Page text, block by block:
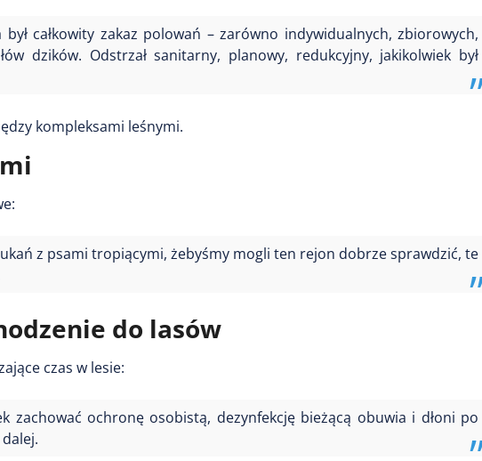
całkowity zakaz polowań – zarówno indywidualnych, zbiorowych,
dzików. Odstrzał sanitarny, planowy, redukcyjny, jakikolwiek był
kompleksami leśnymi.
z psami tropiącymi, żebyśmy mogli ten rejon dobrze sprawdzić, te
do lasów
czas w lesie:
zachować ochronę osobistą, dezynfekcję bieżącą obuwia i dłoni po